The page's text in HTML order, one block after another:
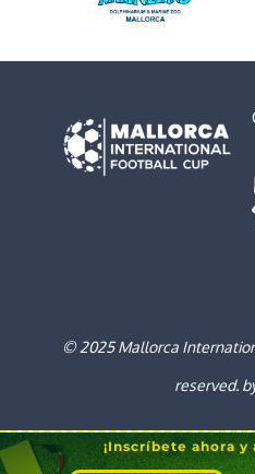
© 2025 Mallorca
reserved.
¡Inscríbete ahora y